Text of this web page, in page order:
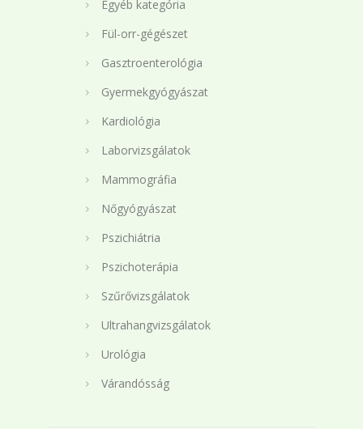
Egyéb kategória
Fül-orr-gégészet
Gasztroenterológia
Gyermekgyógyászat
Kardiológia
Laborvizsgálatok
Mammográfia
Nőgyógyászat
Pszichiátria
Pszichoterápia
Szűrővizsgálatok
Ultrahangvizsgálatok
Urológia
Várandósság